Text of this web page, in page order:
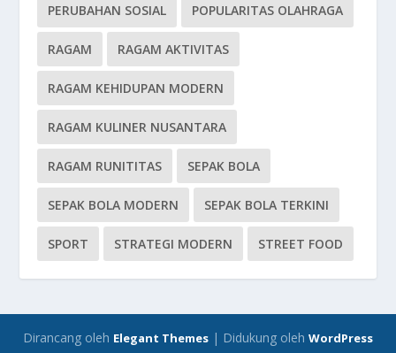
PERUBAHAN SOSIAL POPULARITAS OLAHRAGA
RAGAM RAGAM AKTIVITAS
RAGAM KEHIDUPAN MODERN
RAGAM KULINER NUSANTARA
RAGAM RUNITITAS SEPAK BOLA
SEPAK BOLA MODERN SEPAK BOLA TERKINI
SPORT STRATEGI MODERN STREET FOOD
Dirancang oleh Elegant Themes | Didukung oleh WordPress